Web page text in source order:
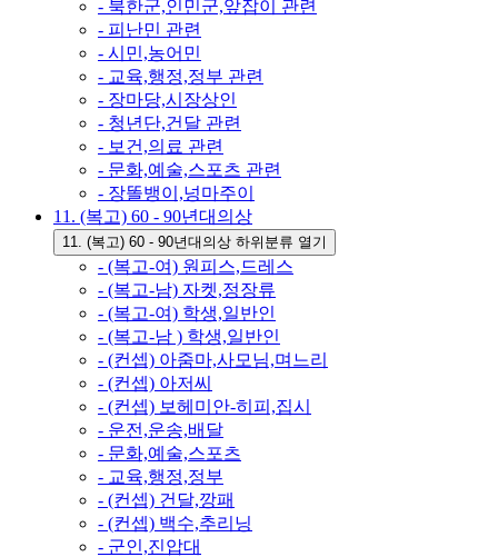
- 북한군,인민군,앞잡이 관련
- 피난민 관련
- 시민,농어민
- 교육,행정,정부 관련
- 장마당,시장상인
- 청년단,건달 관련
- 보건,의료 관련
- 문화,예술,스포츠 관련
- 장똘뱅이,넝마주이
11. (복고) 60 - 90년대의상
11. (복고) 60 - 90년대의상 하위분류 열기
- (복고-여) 원피스,드레스
- (복고-남) 자켓,정장류
- (복고-여) 학생,일반인
- (복고-남 ) 학생,일반인
- (컨셉) 아줌마,사모님,며느리
- (컨셉) 아저씨
- (컨셉) 보헤미안-히피,집시
- 운전,운송,배달
- 문화,예술,스포츠
- 교육,행정,정부
- (컨셉) 건달,깡패
- (컨셉) 백수,추리닝
- 군인,진압대